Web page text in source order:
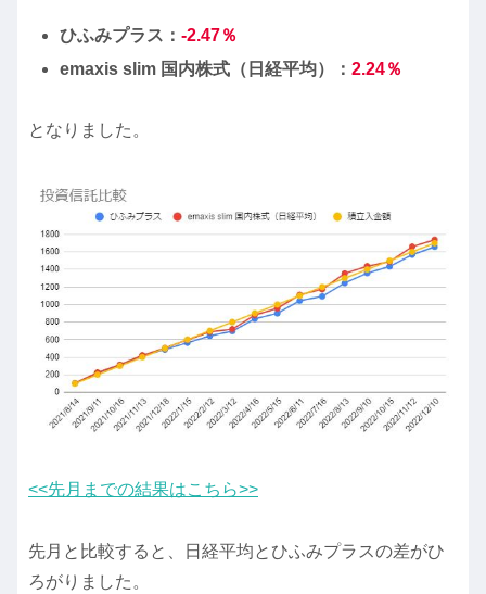
ひふみプラス：-2.47％
emaxis slim 国内株式（日経平均）：2.24％
となりました。
<<先月までの結果はこちら>>
先月と比較すると、日経平均とひふみプラスの差がひ
ろがりました。